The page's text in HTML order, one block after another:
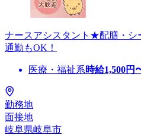
ナースアシスタント★配膳・
通勤もOK！
医療・福祉系時給1,500円
勤務地
面接地
岐阜県岐阜市